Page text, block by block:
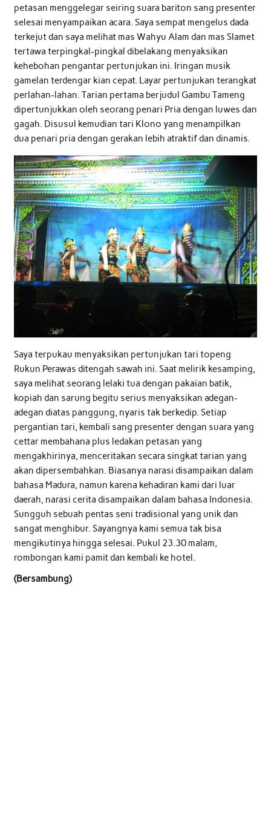
petasan menggelegar seiring suara bariton sang presenter
selesai menyampaikan acara. Saya sempat mengelus dada
terkejut dan saya melihat mas Wahyu Alam dan mas Slamet
tertawa terpingkal-pingkal dibelakang menyaksikan
kehebohan pengantar pertunjukan ini. Iringan musik
gamelan terdengar kian cepat. Layar pertunjukan terangkat
perlahan-lahan. Tarian pertama berjudul Gambu Tameng
dipertunjukkan oleh seorang penari Pria dengan luwes dan
gagah. Disusul kemudian tari Klono yang menampilkan
dua penari pria dengan gerakan lebih atraktif dan dinamis.
Saya terpukau menyaksikan pertunjukan tari topeng
Rukun Perawas ditengah sawah ini. Saat melirik kesamping,
saya melihat seorang lelaki tua dengan pakaian batik,
kopiah dan sarung begitu serius menyaksikan adegan-
adegan diatas panggung, nyaris tak berkedip. Setiap
pergantian tari, kembali sang presenter dengan suara yang
cettar membahana plus ledakan petasan yang
mengakhirinya, menceritakan secara singkat tarian yang
akan dipersembahkan. Biasanya narasi disampaikan dalam
bahasa Madura, namun karena kehadiran kami dari luar
daerah, narasi cerita disampaikan dalam bahasa Indonesia.
Sungguh sebuah pentas seni tradisional yang unik dan
sangat menghibur. Sayangnya kami semua tak bisa
mengikutinya hingga selesai. Pukul 23.30 malam,
rombongan kami pamit dan kembali ke hotel.
(Bersambung)